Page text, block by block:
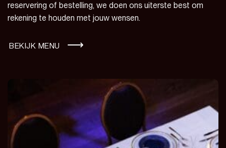
reservering of bestelling, we doen ons uiterste best om
rekening te houden met jouw wensen.
BEKIJK MENU